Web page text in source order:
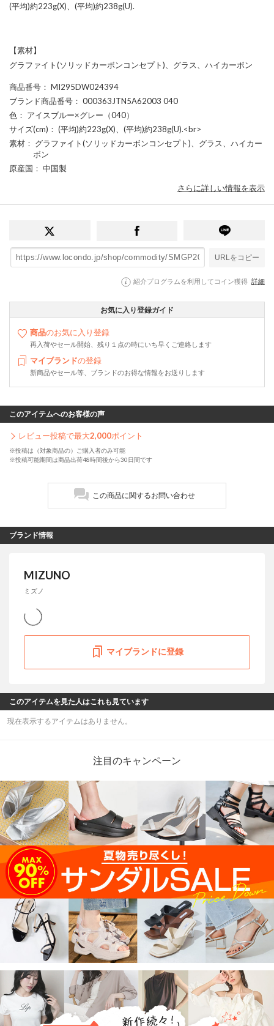
(平均)約223g(X)、(平均)約238g(U).
【素材】
グラファイト(ソリッドカーボンコンセプト)、グラス、ハイカーボン
商品番号 ： MI295DW024394
ブランド商品番号 ： 000363JTN5A62003 040
色 ： アイスブルー×グレー（040）
サイズ(cm) ： (平均)約223g(X)、(平均)約238g(U).<br>
素材 ： グラファイト(ソリッドカーボンコンセプト)、グラス、ハイカー
ボン
原産国 ： 中国製
さらに詳しい情報を表示
URLをコピー
紹介プログラムを利用してコイン獲得 詳細
お気に入り登録ガイド
商品のお気に入り登録
再入荷やセール開始、残り１点の時にいち早くご連絡します
マイブランドの登録
新商品やセール等、ブランドのお得な情報をお送りします
このアイテムへのお客様の声
レビュー投稿で最大2,000ポイント
※投稿は（対象商品の）ご購入者のみ可能
※投稿可能期間は商品出荷48時間後から30日間です
この商品に関するお問い合わせ
ブランド情報
MIZUNO
ミズノ
マイブランドに登録
このアイテムを見た人はこれも見ています
現在表示するアイテムはありません。
注目のキャンペーン